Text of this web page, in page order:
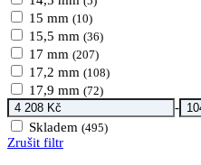
15 mm (10)
15,5 mm (36)
17 mm (207)
17,2 mm (108)
17,9 mm (72)
-
Skladem (495)
Zrušit filtr